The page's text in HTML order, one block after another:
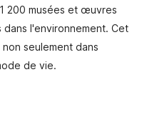
200 musées et œuvres
l'environnement. Cet
seulement dans
de vie.